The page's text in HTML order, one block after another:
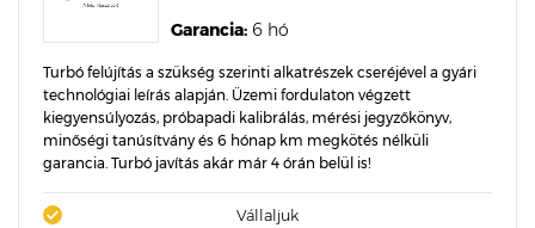
Garancia: 6 hó
Turbó felújítás a szükség szerinti alkatrészek cseréjével a gyári
technológiai leírás alapján. Üzemi fordulaton végzett
kiegyensúlyozás, próbapadi kalibrálás, mérési jegyzőkönyv,
minőségi tanúsítvány és 6 hónap km megkötés nélküli
garancia. Turbó javítás akár már 4 órán belül is!
Vállaljuk